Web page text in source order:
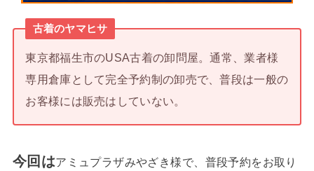
古着のヤマヒサ
東京都福生市のUSA古着の卸問屋。通常、業者様
専用倉庫として完全予約制の卸売で、普段は一般の
お客様には販売はしていない。
今回はアミュプラザみやざき様で、普段予約をお取り